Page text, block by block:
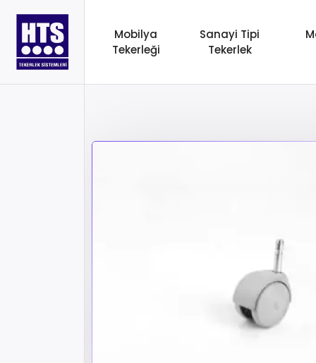
Mobilya
Tekerleği
Sanayi Tipi
Tekerlek